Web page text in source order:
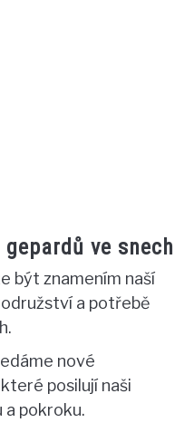
ve snech
být znamením naší
a potřebě
nové
posilují naši
a pokroku.